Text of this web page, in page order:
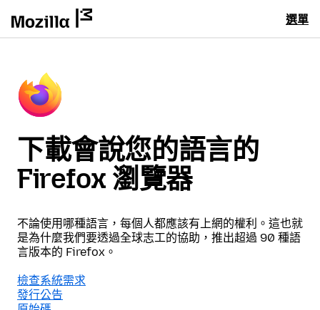
選單
下載會說您的語言的
Firefox 瀏覽器
不論使用哪種語言，每個人都應該有上網的權利。這也就
是為什麼我們要透過全球志工的協助，推出超過 90 種語
言版本的 Firefox。
檢查系統需求
發行公告